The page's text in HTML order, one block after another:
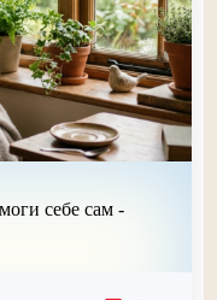
себе сам -